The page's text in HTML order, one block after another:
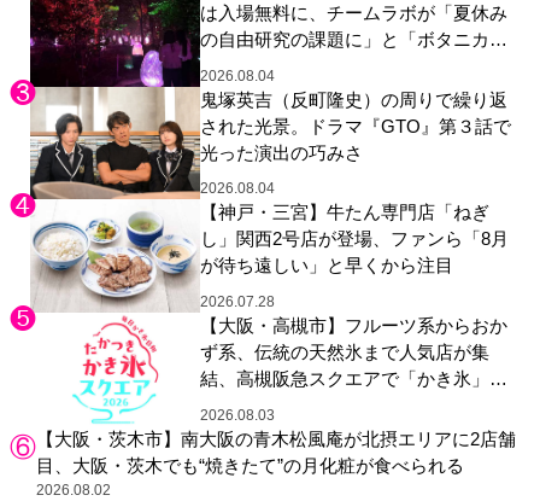
は入場無料に、チームラボが「夏休み
の自由研究の課題に」と「ボタニカル
ガーデン 大阪」へ招待
2026.08.04
鬼塚英吉（反町隆史）の周りで繰り返
された光景。ドラマ『GTO』第３話で
光った演出の巧みさ
2026.08.04
【神戸・三宮】牛たん専門店「ねぎ
し」関西2号店が登場、ファンら「8月
が待ち遠しい」と早くから注目
2026.07.28
【大阪・高槻市】フルーツ系からおか
ず系、伝統の天然氷まで人気店が集
結、高槻阪急スクエアで「かき氷」祭
り
2026.08.03
【大阪・茨木市】南大阪の青木松風庵が北摂エリアに2店舗
目、大阪・茨木でも“焼きたて”の月化粧が食べられる
2026.08.02